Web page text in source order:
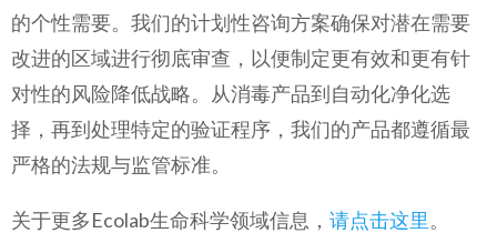
的个性需要。我们的计划性咨询方案确保对潜在需要
改进的区域进行彻底审查，以便制定更有效和更有针
对性的风险降低战略。从消毒产品到自动化净化选
择，再到处理特定的验证程序，我们的产品都遵循最
严格的法规与监管标准。
关于更多Ecolab生命科学领域信息， 请点击这里。